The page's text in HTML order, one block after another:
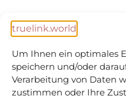
Um Ihnen ein optimales
speichern und/oder
Verarbeitung von Daten
zustimmen oder Ihre